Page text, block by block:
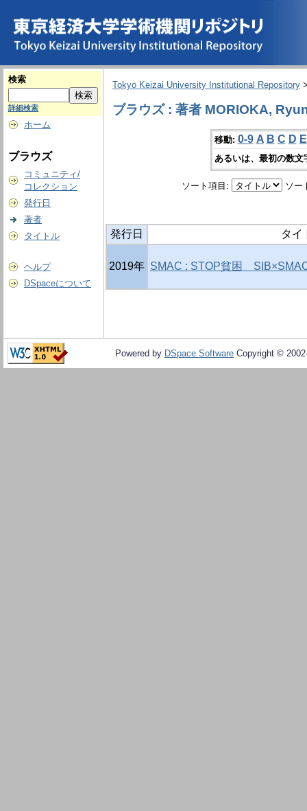
検索
詳細検索
ホーム
ブラウズ
コミュニティ/
コレクション
発行日
著者
タイトル
ヘルプ
DSpaceについて
Tokyo Keizai University Institutional Repository
ブラウズ : 著者 MORIOKA,
移動: 0-9 A B C D E
あるいは、最初の数
ソート項目: ソー
発行日 タイ
2019年 SMAC : STOP貧困
Powered by DSpace Software Copyright ©